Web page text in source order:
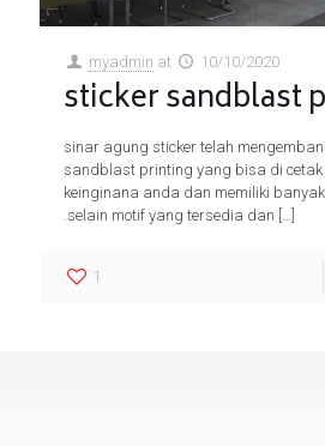
myadmin at 10/10/2020
sticker sandblast
sinar agung sticker telah
sandblast printing yang bisa di cetak
keinginana anda dan memiliki
.selain motif yang tersedia dan
1